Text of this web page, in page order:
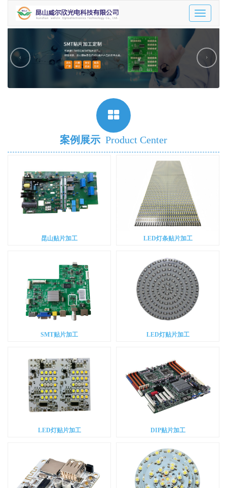
Toggle
‹ ›
案例展示 Product Center
昆山贴片加工 LED灯条贴片加工
SMT贴片加工 LED灯贴片加工
LED灯贴片加工 DIP贴片加工